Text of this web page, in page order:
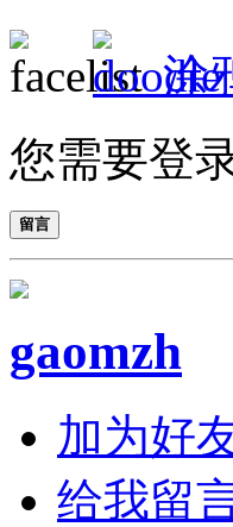
涂
您需要登
留言
gaomzh
加为好
给我留